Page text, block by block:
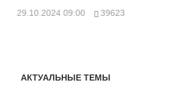
29.10.2024 09:00 39623
АКТУАЛЬНЫЕ ТЕМЫ